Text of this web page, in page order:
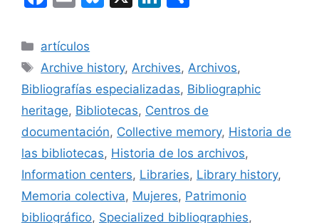
c
e
b
o
o
k
ai
l
s
k
y
e
dI
n
p
ar
tir
Categorías
artículos
Etiquetas
Archive history,Archives,Archivos,
Bibliografías especializadas, Bibliographic
heritage, Bibliotecas, Centros de
documentación, Collective memory, Historia de
las bibliotecas, Historia de los archivos,
Information centers, Libraries, Library history,
Memoria colectiva, Mujeres, Patrimonio
bibliográfico, Specialized bibliographies,